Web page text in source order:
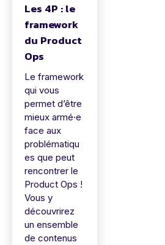
Les 4P : le
framework
du Product
Ops
Le framework
qui vous
permet d’être
mieux armé·e
face aux
problématiqu
es que peut
rencontrer le
Product Ops !
Vous y
découvrirez
un ensemble
de contenus